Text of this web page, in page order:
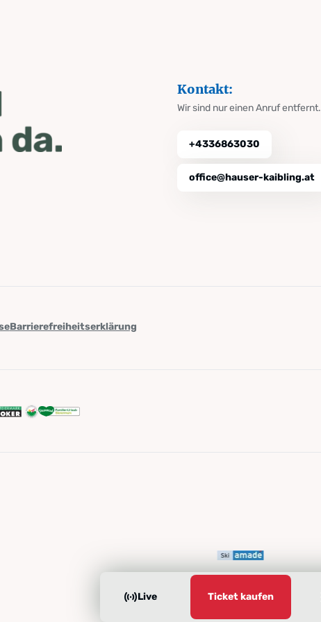
Live Ticket kaufen
Kontakt:
Wir sind nur einen Anruf entfernt.
+4336863030
office@hauser-kaibling.at
Barrierefreiheitserklärung